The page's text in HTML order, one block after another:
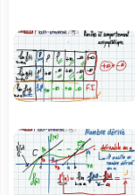
12:59
11:16